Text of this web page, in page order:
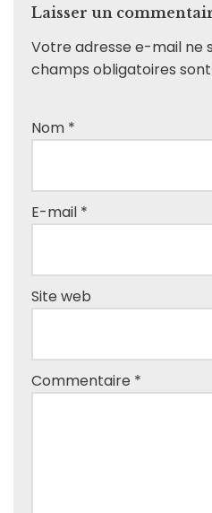
Laisser un
Votre adresse e-mail ne
champs obligatoires
Nom *
E-mail *
Site web
Commentaire *